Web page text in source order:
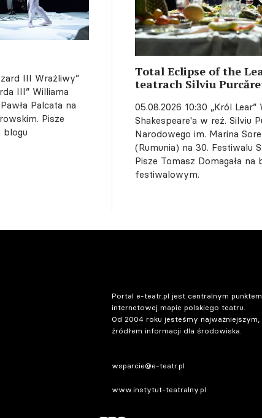
III Wrażliwy”
III” Williama
Palcata na
Pisze
blogu
Total Eclipse of the
teatrach Silviu
05.08.2026 10:30 „Król Lear”
Shakespeare'a w reż. Silviu
Narodowego im. Marina
(Rumunia) na 30. Festiwalu
Pisze Tomasz Domagała na
festiwalowym.
Portal e-teatr.pl jest centralnym
internetowej mapie polskiego teatru.
Od 2004 roku jesteśmy najważniejszym,
źródłem informacji dla środowiska.
wsparcie@e-teatr.pl
www.instytut-teatralny.pl